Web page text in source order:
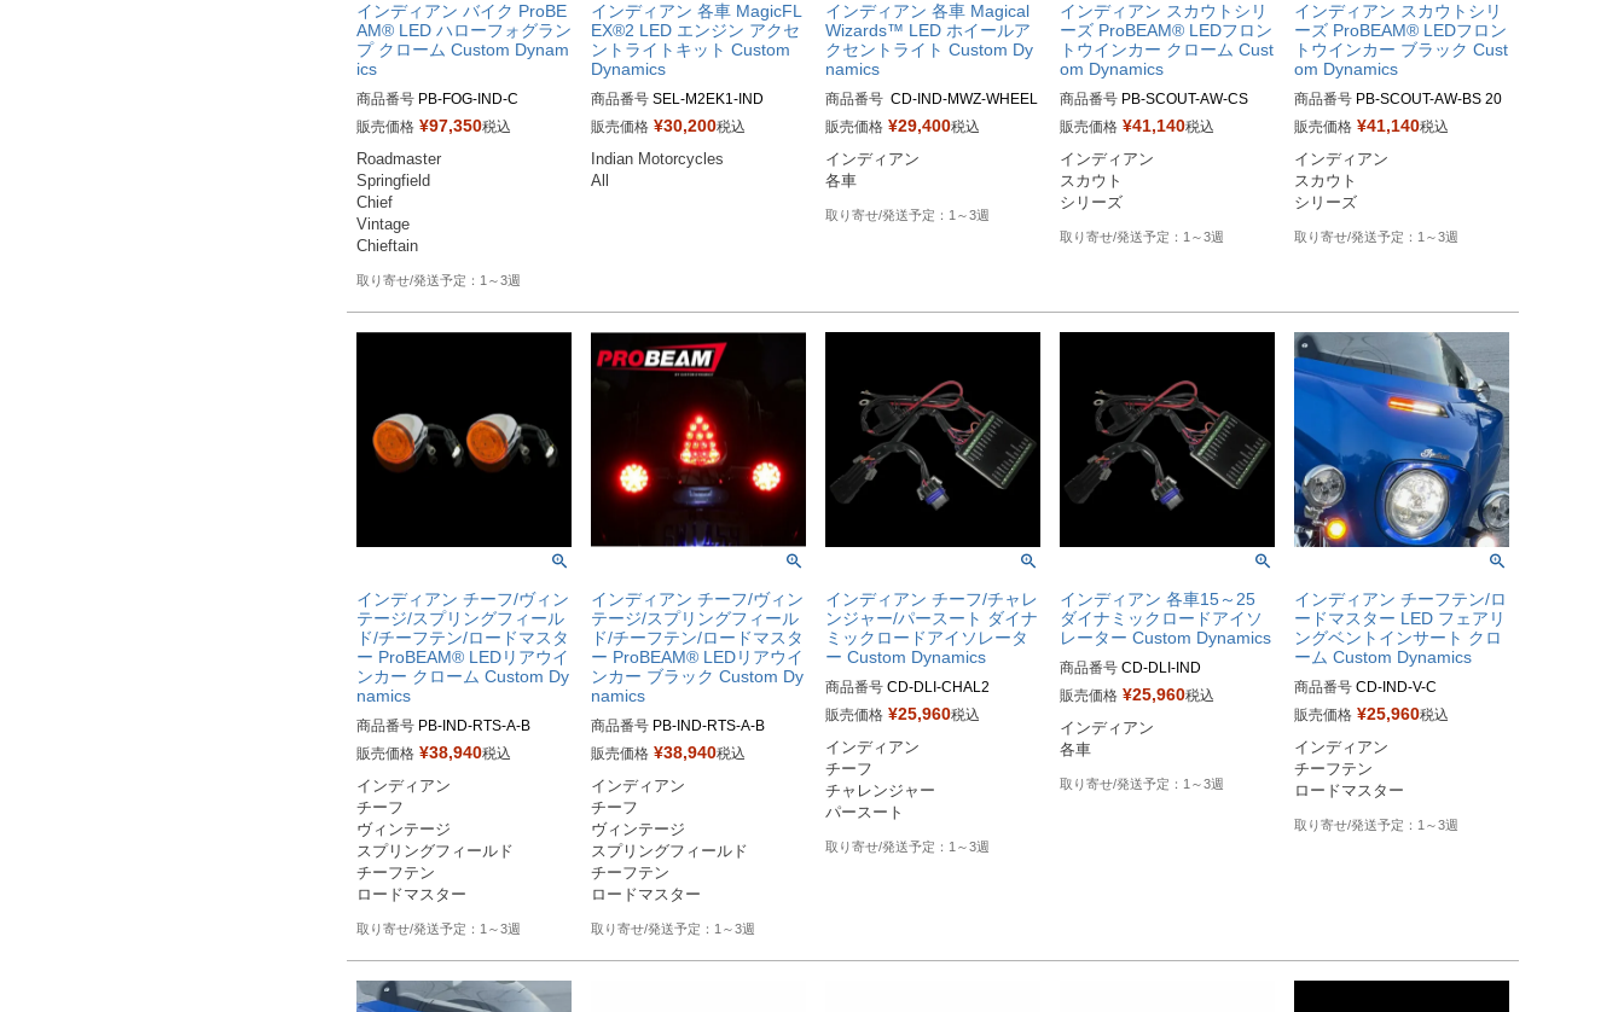
インディアン バイク ProBE
AM® LED ハローフォグラン
プ クローム Custom Dynam
ics
商品番号 PB-FOG-IND-C
D品番：2001-2206
販売価格 ¥97,350税込
Roadmaster
Springfield
Chief
Vintage
Chieftain
1～3週
インディアン 各車 MagicFL
EX®2 LED エンジン アクセ
ントライトキット Custom
Dynamics
商品番号 SEL-M2EK1-IND
レッド： M2EK1-IND-RED：20
ホワイト： M2EK1-IND-WHIT
E：2040-2191
販売価格 ¥30,200税込
Indian Motorcycles
All
インディアン 各車 Magical
Wizards™ LED ホイールア
クセントライト Custom Dy
namics
商品番号 CD-IND-MWZ-WHEEL
D品番：2040-2160
販売価格 ¥29,400税込
インディアン
1～3週
インディアン スカウトシリ
ーズ ProBEAM® LEDフロン
トウインカー クローム Cust
om Dynamics
商品番号 PB-SCOUT-AW-CS
販売価格 ¥41,140税込
インディアン
スカウト
1～3週
インディアン スカウトシリ
ーズ ProBEAM® LEDフロン
トウインカー ブラック Cust
om Dynamics
商品番号 PB-SCOUT-AW-BS 20
20-1910
販売価格 ¥41,140税込
インディアン
スカウト
1～3週
インディアン チーフ/ヴィン
テージ/スプリングフィール
ド/チーフテン/ロードマスタ
ー ProBEAM® LEDリアウイ
ンカー クローム Custom Dy
namics
商品番号 PB-IND-RTS-A-B
販売価格 ¥38,940税込
インディアン
チーフ
ヴィンテージ
スプリングフィールド
チーフテン
1～3週
インディアン チーフ/ヴィン
テージ/スプリングフィール
ド/チーフテン/ロードマスタ
ー ProBEAM® LEDリアウイ
ンカー ブラック Custom Dy
namics
商品番号 PB-IND-RTS-A-B
販売価格 ¥38,940税込
インディアン
チーフ
ヴィンテージ
スプリングフィールド
チーフテン
1～3週
インディアン チーフ/チャレ
ンジャー/パースート ダイナ
ミックロードアイソレータ
ー Custom Dynamics
商品番号 CD-DLI-CHAL2
Drag型番：2050-0447
販売価格 ¥25,960税込
インディアン
チーフ
チャレンジャー
パースート
1～3週
インディアン 各車15～25
ダイナミックロードアイソ
レーター Custom Dynamics
商品番号 CD-DLI-IND
販売価格 ¥25,960税込
インディアン
各車
1～3週
インディアン チーフテン/ロ
ードマスター LED フェアリ
ングベントインサート クロ
ーム Custom Dynamics
商品番号 CD-IND-V-C
販売価格 ¥25,960税込
インディアン
チーフテン
ロードマスター
1～3週